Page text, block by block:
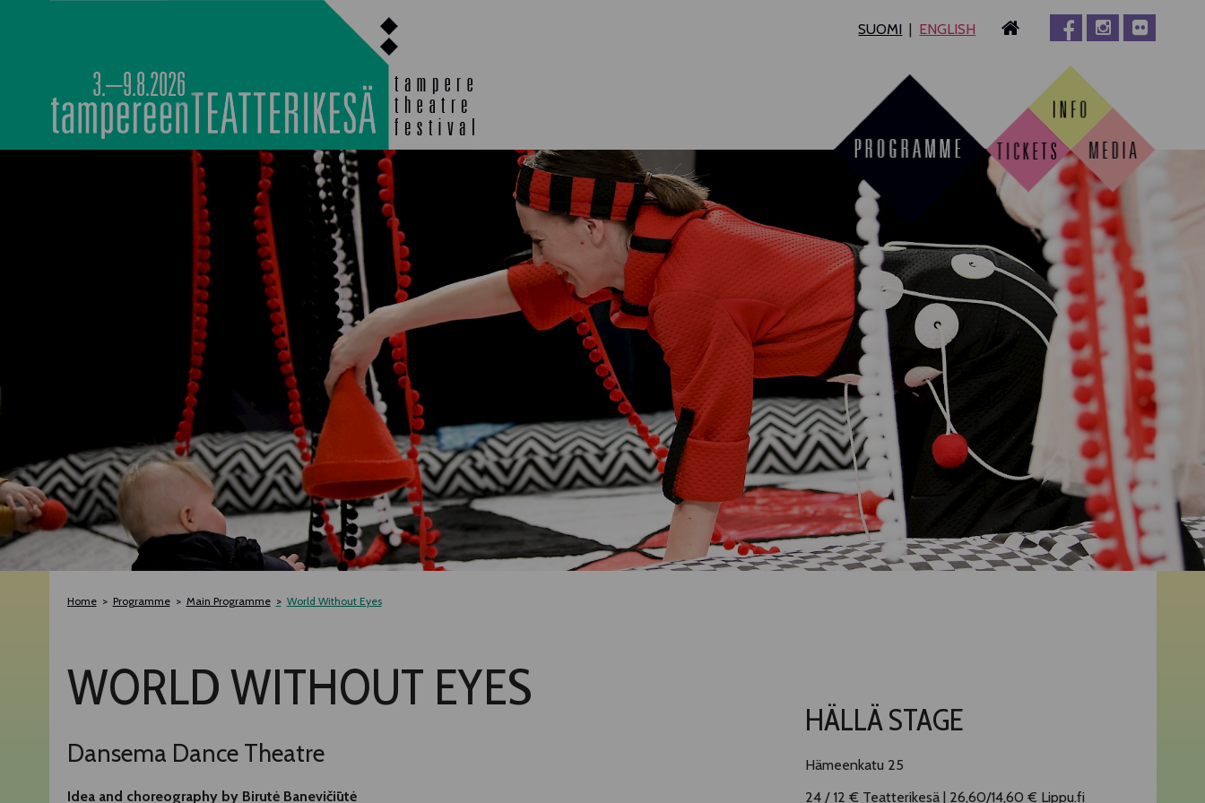
SUOMI ENGLISH
3.–9.8.2026
MAIN PROGRAMME TLAB OFF TAMPERE
NOCTURNAL HAPPENING
SEMINARS, MEETINGS AND
MORE
Home Programme Main Programme World Without Eyes
WORLD WITHOUT EYES
Dansema Dance Theatre
Idea and choreography by Birutė Banevičiūtė
HÄLLÄ STAGE
Hämeenkatu 25
24 / 12 € Teatterikesä | 26,60/14,60 € Lippu.fi